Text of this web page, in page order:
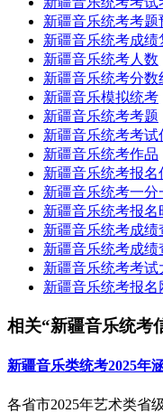
新疆音乐统考考题
新疆音乐统考成绩
新疆音乐统考人数
新疆音乐统考分数
新疆音乐模拟统考
新疆音乐统考考题
新疆音乐统考考试
新疆音乐统考作品
新疆音乐统考报名
新疆音乐统考一分
新疆音乐统考报名
新疆音乐统考成绩
新疆音乐统考成绩
新疆音乐统考考试
新疆音乐统考报名
相关“新疆音乐统考
新疆音乐类统考2025年
各省市2025年艺术类省